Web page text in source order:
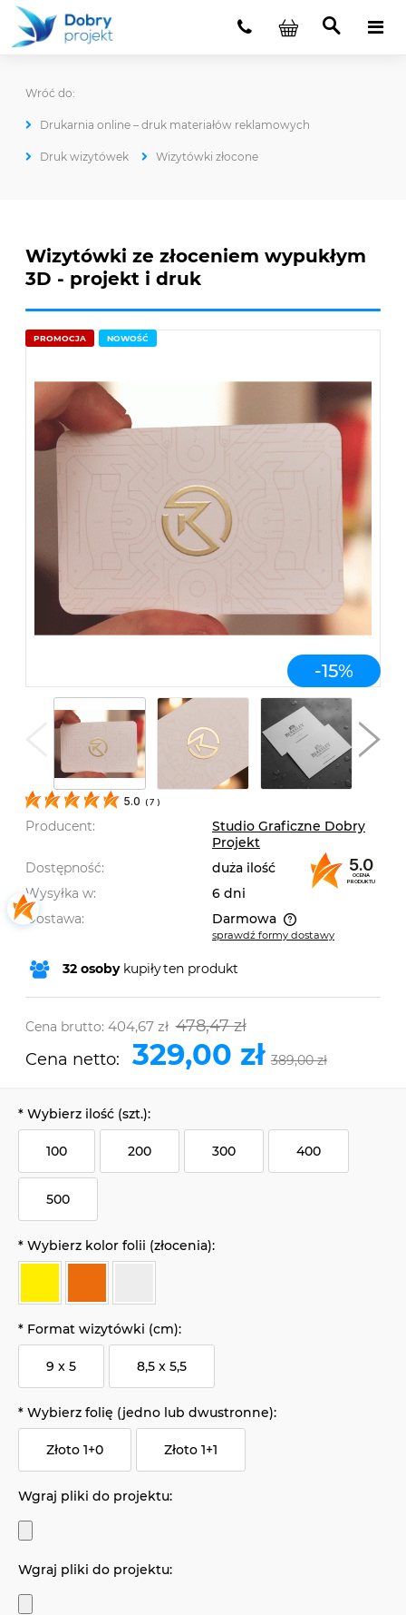
Drukarnia online – druk materiałów reklamowych
Druk wizytówek Wizytówki złocone
Wizytówki ze złoceniem wypukłym
3D - projekt i druk
PROMOCJA NOWOŚĆ
-15%
5.0 (7 )
Producent:
Studio Graficzne Dobry
Projekt
Dostępność:
duża ilość
Wysyłka w:
6 dni
Dostawa:
Darmowa
Cena nie zawiera ewentualnych kosztów płatności
sprawdź formy dostawy
32 osobykupiłyten produkt
Cena brutto: 404,67 zł 478,47 zł
Cena netto:
329,00 zł 389,00 zł
* Wybierz ilość (szt.):
100 200 300 400
500
* Wybierz kolor folii (złocenia):
* Format wizytówki (cm):
9 x 5 8,5 x 5,5
* Wybierz folię (jedno lub dwustronne):
Złoto 1+0 Złoto 1+1
Wgraj pliki do projektu:
Wgraj pliki do projektu:
5.0
OCENA
PRODUKTU